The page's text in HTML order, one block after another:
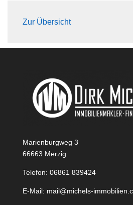
Zur Übersicht
Marienburgweg 3
66663 Merzig
Telefon: 06861 839424
E-Mail: mail@michels-